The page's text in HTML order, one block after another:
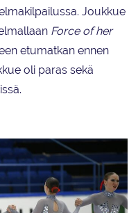
Joukkue
Force of her
etumatkan ennen
oli paras sekä